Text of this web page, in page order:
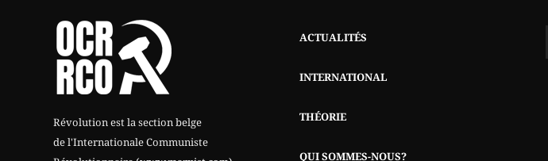
Révolution est la section belge
de l'Internationale Communiste
ACTUALITÉS
INTERNATIONAL
THÉORIE
QUI SOMMES-NOUS?